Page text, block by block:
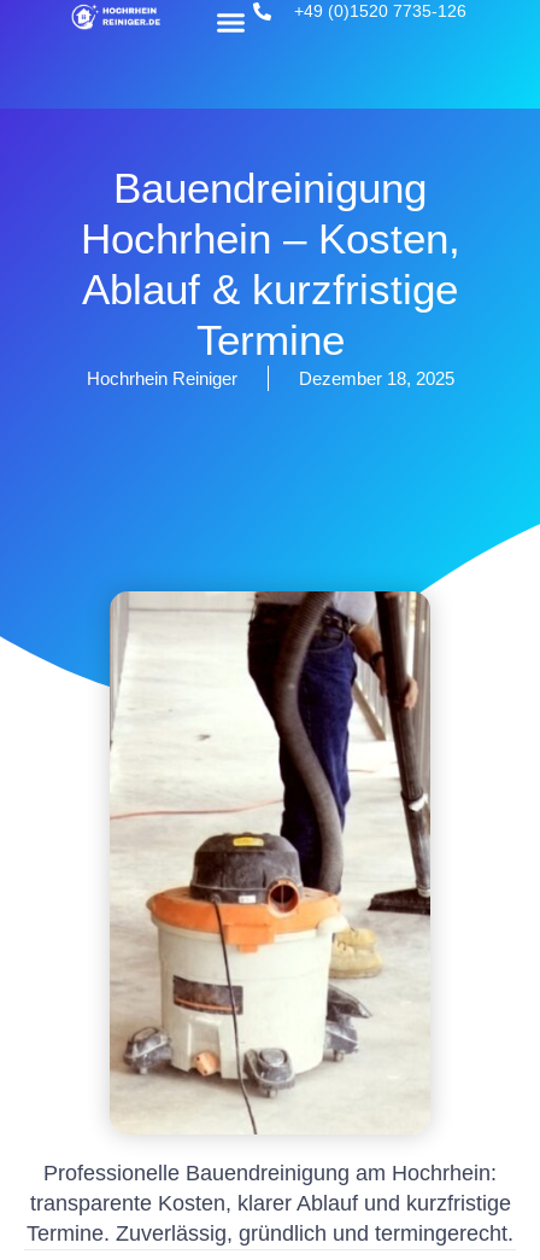
+49 (0)1520 7735-126
Bauendreinigung
Hochrhein – Kosten,
Ablauf & kurzfristige
Termine
Hochrhein Reiniger Dezember 18, 2025
Professionelle Bauendreinigung am Hochrhein:
transparente Kosten, klarer Ablauf und kurzfristige
Termine. Zuverlässig, gründlich und termingerecht.